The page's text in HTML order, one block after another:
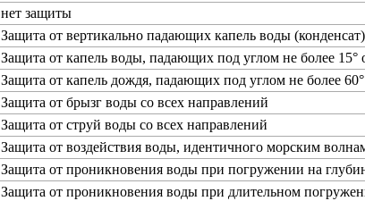
нет защиты
Защита от вертикально падающих капель воды (конденсат)
Защита от капель воды, падающих под углом не более 15°
Защита от капель дождя, падающих под углом не более
Защита от брызг воды со всех направлений
Защита от струй воды со всех направлений
Защита от воздействия воды, идентичного морским
Защита от проникновения воды при погружении на
Защита от проникновения воды при длительном